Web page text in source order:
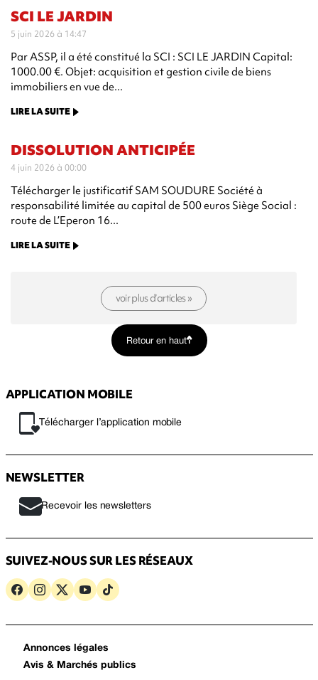
SCI LE JARDIN
5 juin 2026 à 14:47
Par ASSP, il a été constitué la SCI : SCI LE JARDIN Capital:
1000.00 €. Objet: acquisition et gestion civile de biens
immobiliers en vue de...
LIRE LA SUITE
DISSOLUTION ANTICIPÉE
4 juin 2026 à 00:00
Télécharger le justificatif SAM SOUDURE Société à
responsabilité limitée au capital de 500 euros Siège Social :
route de L’Eperon 16...
LIRE LA SUITE
voir plus d’articles »
Retour en haut
APPLICATION MOBILE
Télécharger l’application mobile
NEWSLETTER
Recevoir les newsletters
SUIVEZ-NOUS SUR LES RÉSEAUX
Annonces légales
Avis & Marchés publics